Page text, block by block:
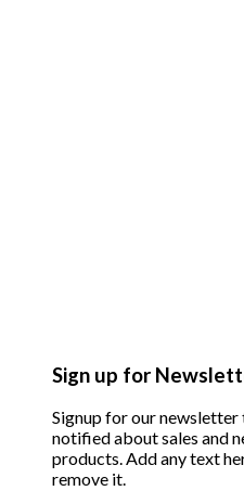
Sign up for
Signup for our newsletter
notified about sales and
products. Add any text
remove it.